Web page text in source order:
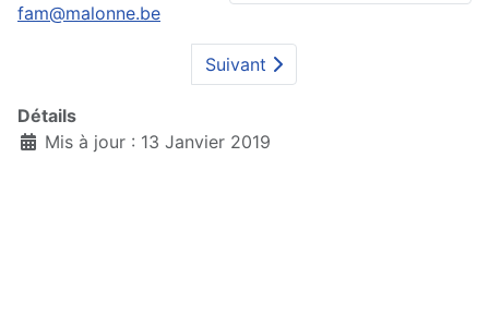
fam@malonne.be
Suivant
Détails
Mis à jour : 13 Janvier 2019